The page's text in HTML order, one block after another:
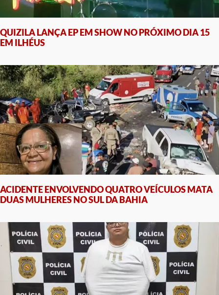
QUIZILA LANÇA EP EM SHOW NO PRÓXIMO DIA 15
EM ILHÉUS
ACIDENTE ENVOLVENDO QUATRO VEÍCULOS MATA
DUAS MULHERES NO SUL DA BAHIA